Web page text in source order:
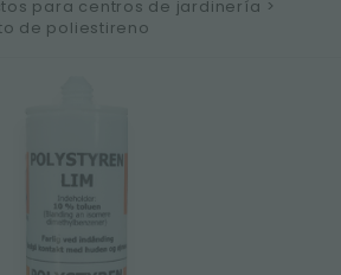
USTED:
para centros de jardinería >
de poliestireno